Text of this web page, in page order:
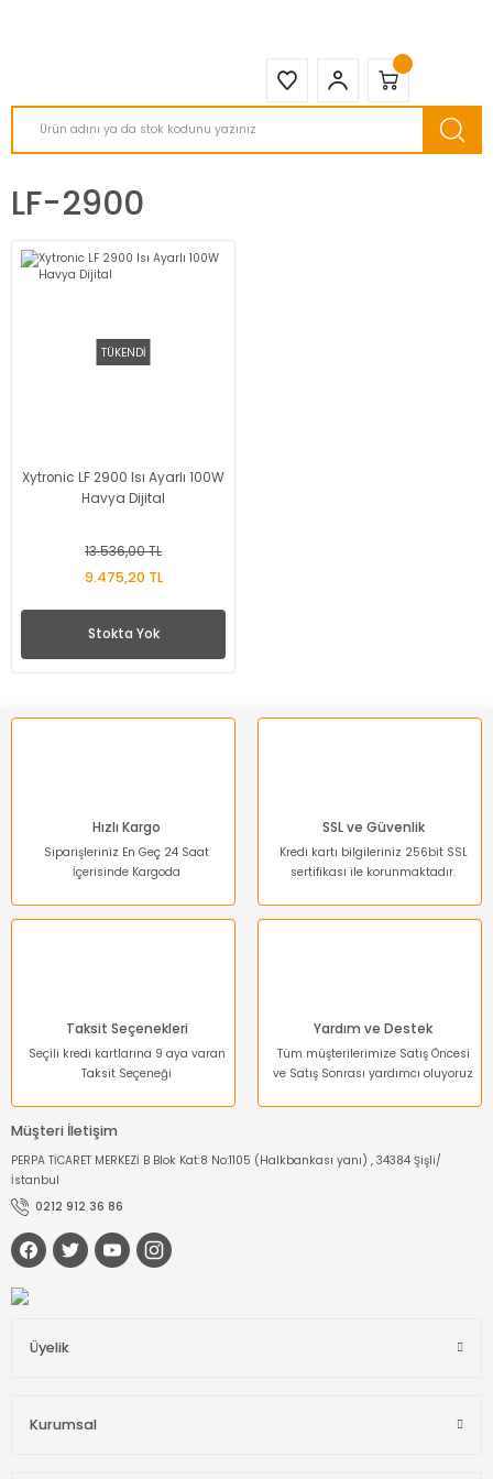
LF-2900
TÜKENDİ
Xytronic LF 2900 Isı Ayarlı 100W
Havya Dijital
13.536,00 TL
9.475,20 TL
Stokta Yok
Hızlı Kargo
Siparişleriniz En Geç 24 Saat
İçerisinde Kargoda
SSL ve Güvenlik
Kredi kartı bilgileriniz 256bit SSL
sertifikası ile korunmaktadır.
Taksit Seçenekleri
Seçili kredi kartlarına 9 aya varan
Taksit Seçeneği
Yardım ve Destek
Tüm müşterilerimize Satış Öncesi
ve Satış Sonrası yardımcı oluyoruz
Müşteri İletişim
PERPA TİCARET MERKEZİ B Blok Kat:8 No:1105 (Halkbankası yanı) , 34384 Şişli/
İstanbul
0212 912 36 86
Üyelik
Kurumsal